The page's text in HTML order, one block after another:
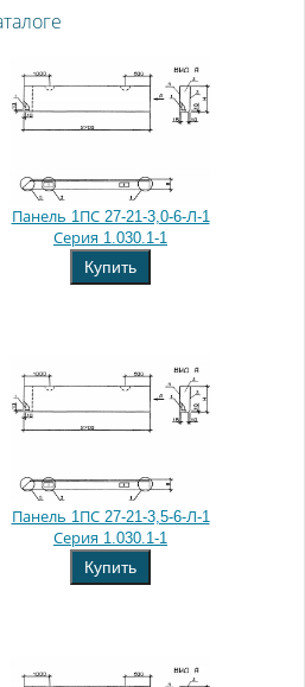
Панель 1ПС 27-21-3,0-6-Л-1
Серия 1.030.1-1
Купить
Панель 1ПС 27-21-3,5-6-Л-1
Серия 1.030.1-1
Купить